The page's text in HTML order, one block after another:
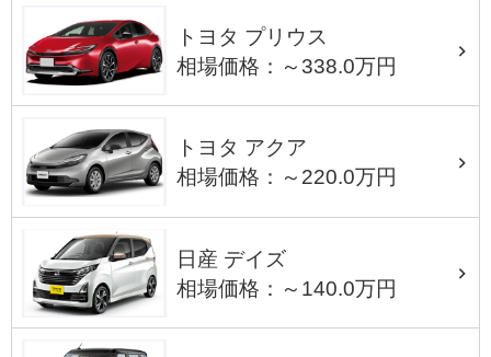
トヨタ プリウス
相場価格：～338.0万円
トヨタ アクア
相場価格：～220.0万円
日産 デイズ
相場価格：～140.0万円